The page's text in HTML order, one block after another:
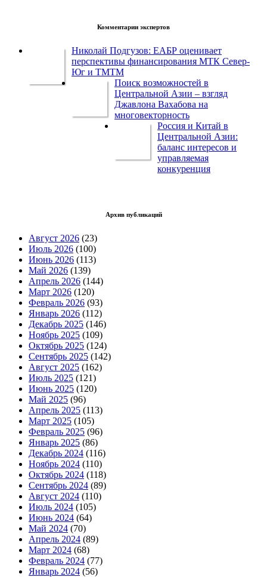
Комментарии экспертов
Николай Подгузов: ЕАБР оценивает
перспективы финансирования МТК Север-
Юг и ТМТМ
Поиск возможностей в
Центральной Азии – взгляд
Джавлона Вахабова на
многовекторность
Россия и Китай в
Центральной Азии:
баланс интересов и
управляемая
конкуренция
Архив публикаций
Август 2026 (23)
Июль 2026 (100)
Июнь 2026 (113)
Май 2026 (139)
Апрель 2026 (144)
Март 2026 (120)
Февраль 2026 (93)
Январь 2026 (112)
Декабрь 2025 (146)
Ноябрь 2025 (109)
Октябрь 2025 (124)
Сентябрь 2025 (142)
Август 2025 (162)
Июль 2025 (121)
Июнь 2025 (120)
Май 2025 (96)
Апрель 2025 (113)
Март 2025 (105)
Февраль 2025 (96)
Январь 2025 (86)
Декабрь 2024 (116)
Ноябрь 2024 (110)
Октябрь 2024 (118)
Сентябрь 2024 (89)
Август 2024 (110)
Июль 2024 (105)
Июнь 2024 (64)
Май 2024 (70)
Апрель 2024 (89)
Март 2024 (68)
Февраль 2024 (77)
Январь 2024 (56)